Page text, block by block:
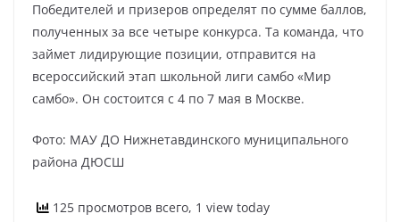
Победителей и призеров определят по сумме баллов,
полученных за все четыре конкурса. Та команда, что
займет лидирующие позиции, отправится на
всероссийский этап школьной лиги самбо «Мир
самбо». Он состоится с 4 по 7 мая в Москве.
Фото: МАУ ДО Нижнетавдинского муниципального
района ДЮСШ
125 просмотров всего, 1 view today